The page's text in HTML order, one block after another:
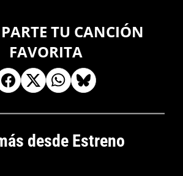
TU CANCIÓN
FAVORITA
desde Estreno